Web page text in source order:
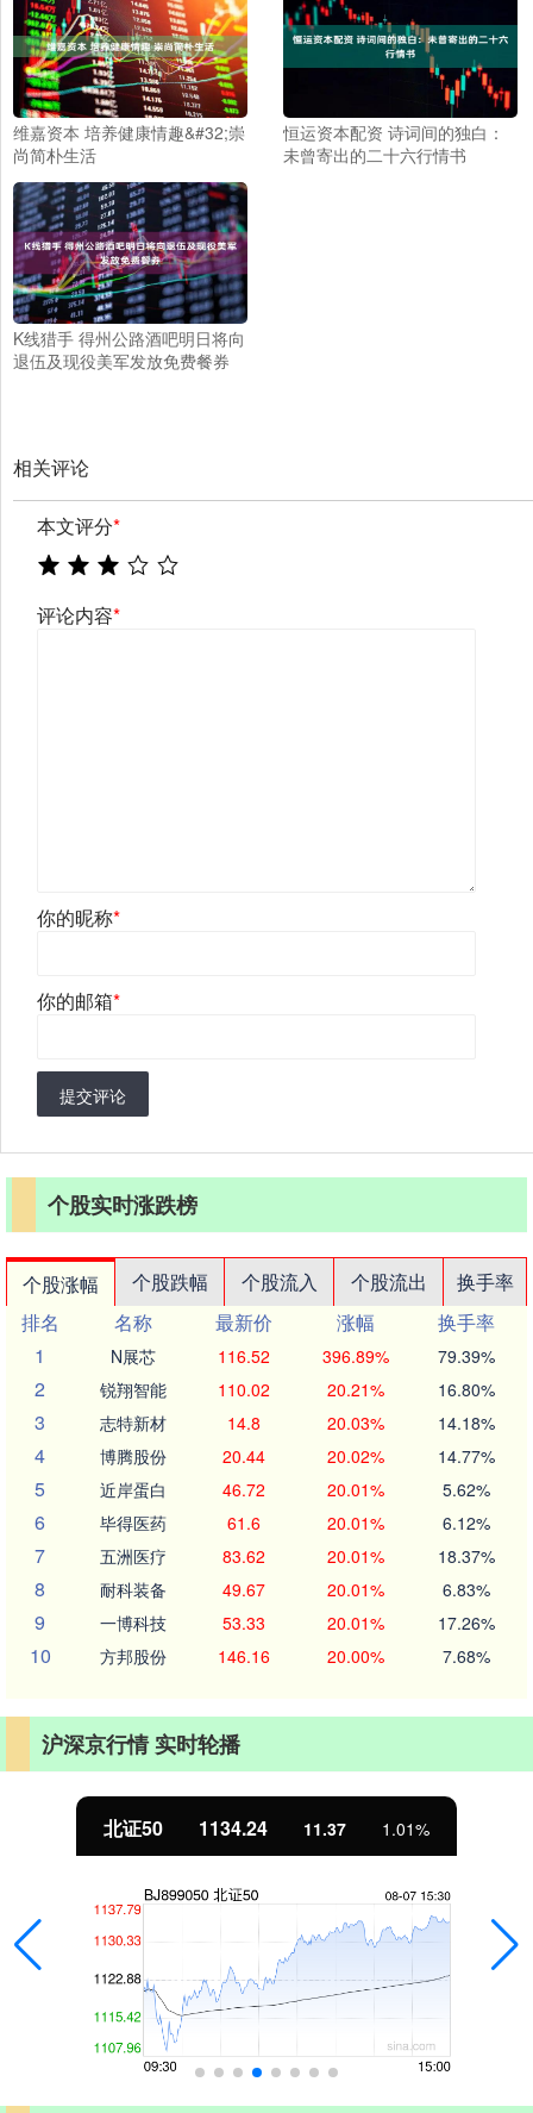
维嘉资本 培养健康情趣&#32;崇
尚简朴生活
恒运资本配资 诗词间的独白：
未曾寄出的二十六行情书
K线猎手 得州公路酒吧明日将向
退伍及现役美军发放免费餐券
相关评论
本文评分*
评论内容*
你的昵称*
你的邮箱*
提交评论
个股实时涨跌榜
个股涨幅 个股跌幅 个股流入 个股流出
换手率
排名
名称 最新价 涨幅
换手率
1
N展芯 116.52 396.89% 79.39%
2 锐翔智能 110.02 20.21% 16.80%
3 志特新材 14.8 20.03% 14.18%
4 博腾股份 20.44 20.02% 14.77%
5 近岸蛋白 46.72 20.01% 5.62%
6 毕得医药 61.6 20.01% 6.12%
7 五洲医疗 83.62 20.01% 18.37%
8 耐科装备 49.67 20.01% 6.83%
9 一博科技 53.33 20.01% 17.26%
10 方邦股份 146.16 20.00% 7.68%
沪深京行情 实时轮播
北证50 1134.24 11.37 1.01%